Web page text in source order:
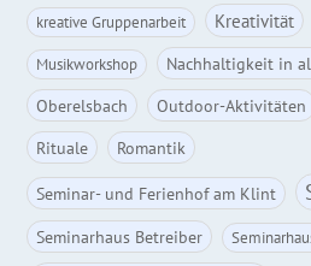
kreative Gruppenarbeit Kreativität
Musikworkshop
Nachhaltigkeit in
Oberelsbach
Outdoor-Aktivitäten
Rituale
Romantik
Seminar- und Ferienhof am Klint
Seminarhaus Betreiber